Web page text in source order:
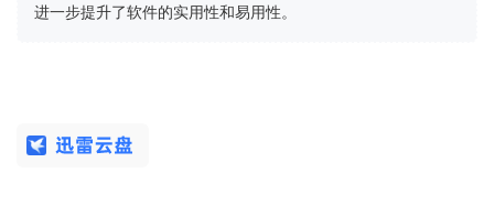
进一步提升了软件的实用性和易用性。